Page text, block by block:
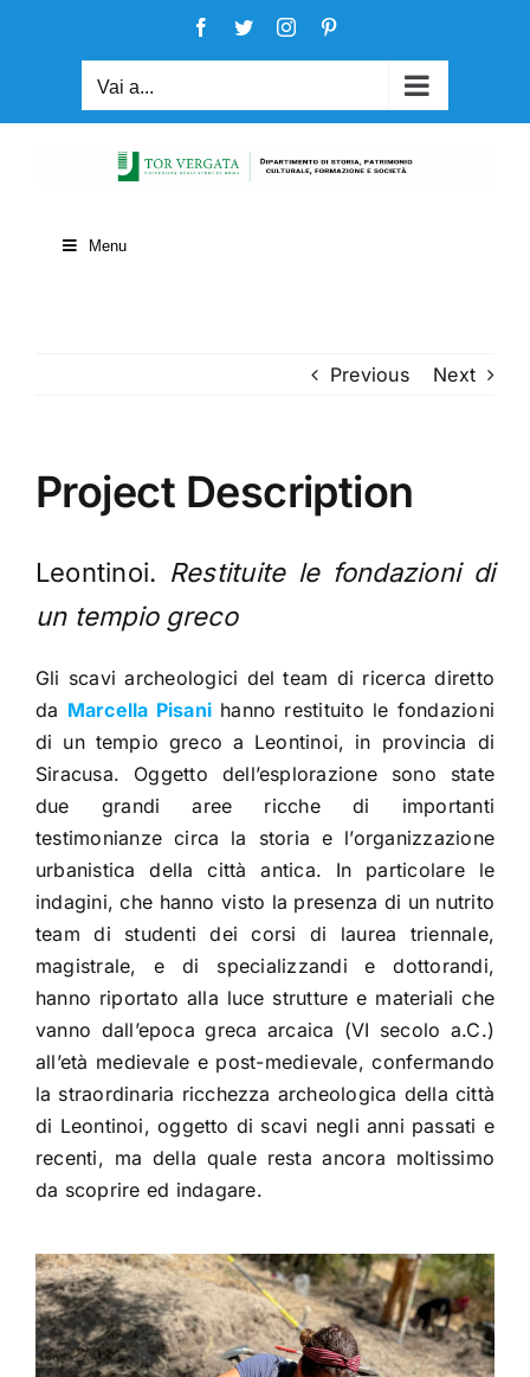
Facebook
TwitterInstagram
Vai a...
Menu
Previous Next
Project Description
Leontinoi. Restituite le fondazioni di
un tempio greco
Gli scavi archeologici del team di ricerca diretto
da Marcella Pisani hanno restituito le fondazioni
di un tempio greco a Leontinoi, in provincia di
Siracusa. Oggetto dell’esplorazione sono state
due grandi aree ricche di importanti
testimonianze circa la storia e l’organizzazione
urbanistica della città antica. In particolare le
indagini, che hanno visto la presenza di un nutrito
team di studenti dei corsi di laurea triennale,
magistrale, e di specializzandi e dottorandi,
hanno riportato alla luce strutture e materiali che
vanno dall’epoca greca arcaica (VI secolo a.C.)
all’età medievale e post-medievale, confermando
la straordinaria ricchezza archeologica della città
di Leontinoi, oggetto di scavi negli anni passati e
recenti, ma della quale resta ancora moltissimo
da scoprire ed indagare.